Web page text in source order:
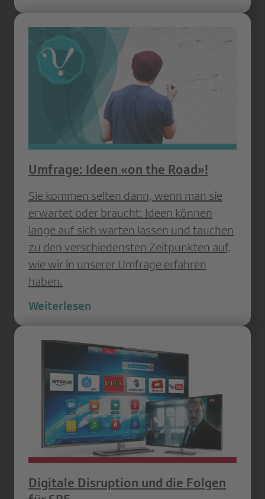
Umfrage: Ideen «on the Road»!
Sie kommen selten dann, wenn man sie
erwartet oder braucht: Ideen können
lange auf sich warten lassen und tauchen
zu den verschiedensten Zeitpunkten auf,
wie wir in unserer Umfrage erfahren
haben.
Weiterlesen
Digitale Disruption und die Folgen